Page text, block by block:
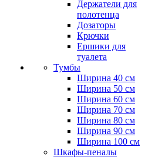
Держатели для
полотенца
Дозаторы
Крючки
Ершики для
туалета
Тумбы
Ширина 40 см
Ширина 50 см
Ширина 60 см
Ширина 70 см
Ширина 80 см
Ширина 90 см
Ширина 100 см
Шкафы-пеналы